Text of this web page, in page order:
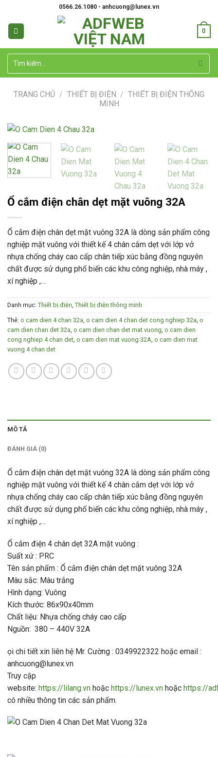
content
0566.26.1080 - anhcuong@lunex.vn
0
Tìm
TRANG CHỦ / THIẾT BỊ ĐIỆN / THIẾT BỊ ĐIỆN THÔNG
MINH
Ổ cắm điện chân dẹt mặt vuông 32A
Ổ cắm điện chân dẹt mặt vuông 32A là dòng sản phẩm công
nghiệp mặt vuông với thiết kế 4 chân cắm dẹt với lớp vở
nhựa chống cháy cao cấp chân tiếp xúc bằng đồng nguyên
chất được sử dụng phổ biến các khu công nghiệp, nhà máy ,
xí nghiệp ,…
Danh mục: Thiết bị điện, Thiết bị điện thông minh
Thẻ: o cam dien 4 chan 32a, o cam dien 4 chan det cong nghiep 32a, o
cam dien chan det 32a, o cam dien chan det mat vuong, o cam dien
cong nghiep 4 chan det, o cam dien mat vuong 32A, o cam dien mat
vuong 4 chan det
MÔ TẢ
ĐÁNH GIÁ (0)
Ổ cắm điện chân dẹt mặt vuông 32A là dòng sản phẩm công
nghiệp mặt vuông với thiết kế 4 chân cắm dẹt với lớp vở
nhựa chống cháy cao cấp chân tiếp xúc bằng đồng nguyên
chất được sử dụng phổ biến các khu công nghiệp, nhà máy ,
xí nghiệp ,…
Ổ cắm điện 4 chân dẹt 32A mặt vuông :
Suất xứ : PRC
Tên sản phẩm : Ổ cắm điện chân dẹt mặt vuông 32A
Màu sắc: Màu trắng
Hình dạng: Vuông
Kích thước: 86x90x40mm
Chất liệu: Nhựa chống cháy cao cấp
Nguồn: 380 – 440V 32A
ọi chi tiết xin liên hệ Mr. Cường : 0349922322 hoặc email :
anhcuong@lunex.vn
Truy cập
website: https://lilang.vn hoặc https://lunex.vn hoặc https://
có nhiều thông tin các sản phẩm.